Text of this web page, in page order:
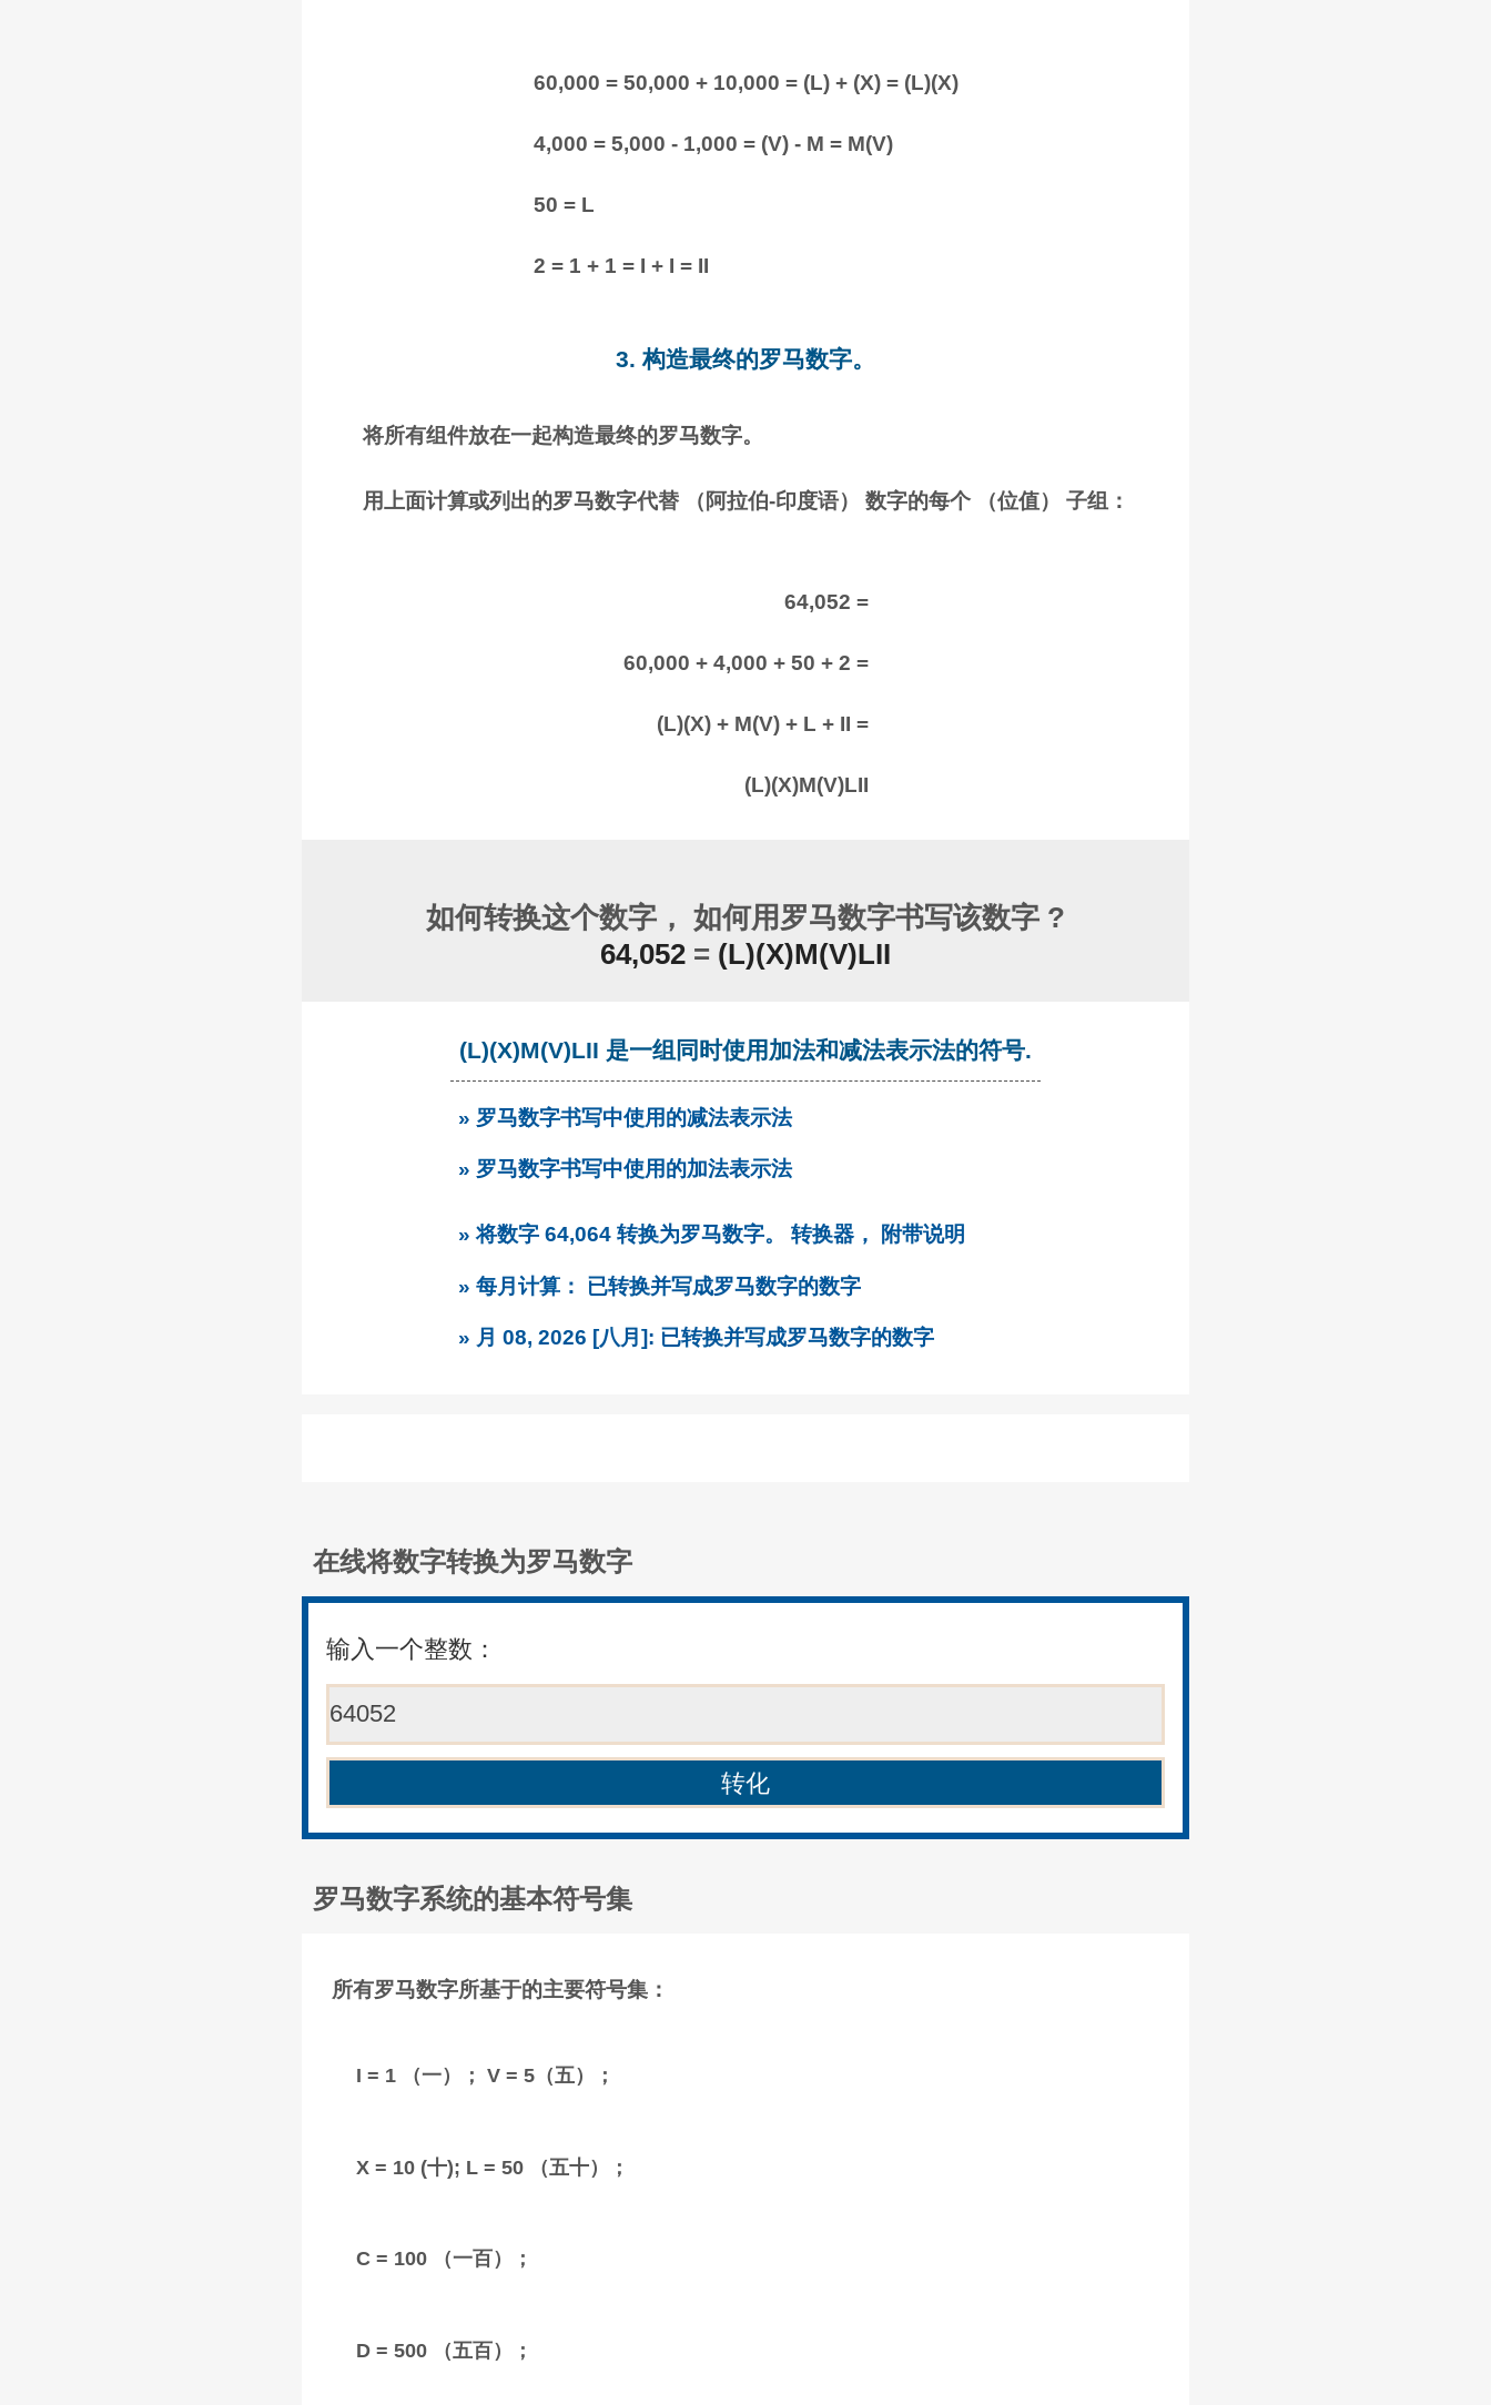
60,000 = 50,000 + 10,000 = (L) + (X) = (L)(X)
4,000 = 5,000 - 1,000 = (V) - M = M(V)
50 = L
2 = 1 + 1 = I + I = II
3. 构造最终的罗马数字。
将所有组件放在一起构造最终的罗马数字。
用上面计算或列出的罗马数字代替 （阿拉伯-印度语） 数字的每个 （位值） 子组：
64,052 =
60,000 + 4,000 + 50 + 2 =
(L)(X) + M(V) + L + II =
(L)(X)M(V)LII
如何转换这个数字， 如何用罗马数字书写该数字 ?
64,052 = (L)(X)M(V)LII
(L)(X)M(V)LII 是一组同时使用加法和减法表示法的符号.
» 罗马数字书写中使用的减法表示法
» 罗马数字书写中使用的加法表示法
» 将数字 64,064 转换为罗马数字。 转换器， 附带说明
» 每月计算： 已转换并写成罗马数字的数字
» 月 08, 2026 [八月]: 已转换并写成罗马数字的数字
在线将数字转换为罗马数字
输入一个整数：
罗马数字系统的基本符号集
所有罗马数字所基于的主要符号集：
I = 1 （一）； V = 5（五）；
X = 10 (十); L = 50 （五十）；
C = 100 （一百）；
D = 500 （五百）；